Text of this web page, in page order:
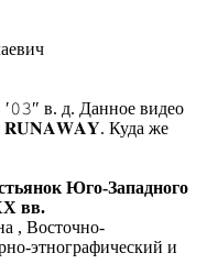
в. д. Данное видео
𝐑𝐔𝐍𝐀𝐖𝐀𝐘. Куда же
Юго-Западного
вв.
, Восточно-
этнографический и